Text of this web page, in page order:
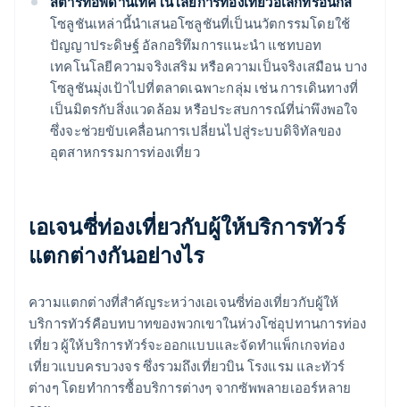
โซลูชันเหล่านี้นำเสนอโซลูชันที่เป็นนวัตกรรมโดยใช้
ปัญญาประดิษฐ์ อัลกอริทึมการแนะนำ แชทบอท
เทคโนโลยีความจริงเสริม หรือความเป็นจริงเสมือน บาง
โซลูชันมุ่งเป้าไปที่ตลาดเฉพาะกลุ่ม เช่น การเดินทางที่
เป็นมิตรกับสิ่งแวดล้อม หรือประสบการณ์ที่น่าพึงพอใจ
ซึ่งจะช่วยขับเคลื่อนการเปลี่ยนไปสู่ระบบดิจิทัลของ
อุตสาหกรรมการท่องเที่ยว
เอเจนซี่ท่องเที่ยวกับผู้ให้บริการทัวร์
แตกต่างกันอย่างไร
ความแตกต่างที่สำคัญระหว่างเอเจนซี่ท่องเที่ยวกับผู้ให้
บริการทัวร์คือบทบาทของพวกเขาในห่วงโซ่อุปทานการท่อง
เที่ยว ผู้ให้บริการทัวร์จะออกแบบและจัดทำแพ็กเกจท่อง
เที่ยวแบบครบวงจร ซึ่งรวมถึงเที่ยวบิน โรงแรม และทัวร์
ต่างๆ โดยทำการซื้อบริการต่างๆ จากซัพพลายเออร์หลาย